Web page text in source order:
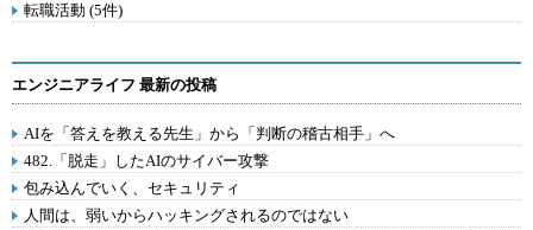
転職活動 (5件)
エンジニアライフ 最新の投稿
AIを「答えを教える先生」から「判断の稽古相手」へ
482.「脱走」したAIのサイバー攻撃
包み込んでいく、セキュリティ
人間は、弱いからハッキングされるのではない